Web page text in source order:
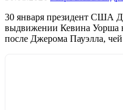
30 января президент США
выдвижении Кевина Уорша
после Джерома Пауэлла, чей